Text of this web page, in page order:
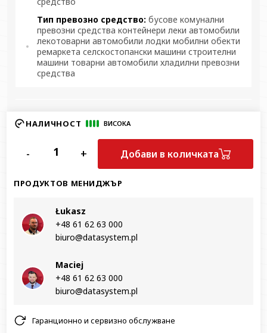
Тип превозно средство: бусове комунални
превозни средства контейнери леки автомобили
лекотоварни автомобили лодки мобилни обекти
ремаркета селскостопански машини строителни
машини товарни автомобили хладилни превозни
средства
НАЛИЧНОСТ ВИСОКА
- + Добави в количката
ПРОДУКТОВ МЕНИДЖЪР
Łukasz
+48 61 62 63 000‬
biuro@datasystem.pl
Maciej
+48 61 62 63 000‬
biuro@datasystem.pl
Гаранционно и сервизно обслужване